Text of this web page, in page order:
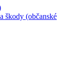
škody (občanské